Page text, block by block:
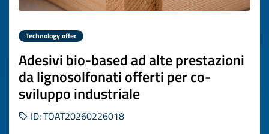
Technology offer
Adesivi bio-based ad alte prestazioni
da lignosolfonati offerti per co-
sviluppo industriale
ID: TOAT20260226018